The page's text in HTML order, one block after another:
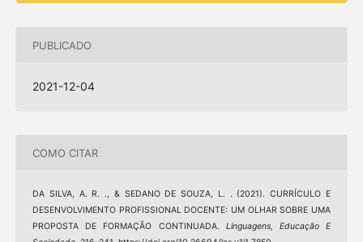
PUBLICADO
2021-12-04
COMO CITAR
DA SILVA, A. R. ., & SEDANO DE SOUZA, L. . (2021). CURRÍCULO E
DESENVOLVIMENTO PROFISSIONAL DOCENTE: UM OLHAR SOBRE UMA
PROPOSTA DE FORMAÇÃO CONTINUADA. Linguagens, Educação E